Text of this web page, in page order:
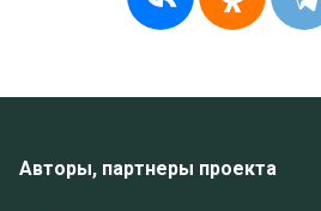
Авторы, партнеры проекта